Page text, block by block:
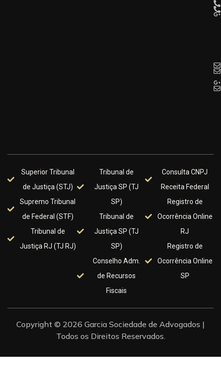
Superior Tribunal
de Justiça (STJ)
Supremo Tribunal
de Federal (STF)
Tribunal de
Justiça RJ (TJ RJ)
Tribunal de
Justiça SP (TJ
SP)
Tribunal de
Justiça SP (TJ
SP)
Conselho Adm.
de Recursos
Fiscais
Consulta CNPJ
Receita Federal
Registro de
Ocorrência Online
RJ
Registro de
Ocorrência Online
SP
Copyright © 2026 Garcia Sociedade de Advogados |
Todos os Direitos Reservados.